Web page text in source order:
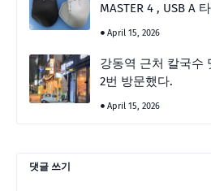
MASTER 4 , USB A
April 15, 2026
강동역 근처 칼국수
2번 방문했다.
April 15, 2026
댓글 쓰기